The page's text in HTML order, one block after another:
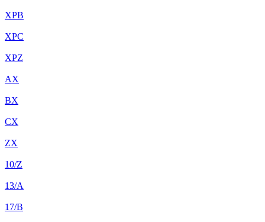
XPB
XPC
XPZ
AX
BX
CX
ZX
10/Z
13/A
17/B